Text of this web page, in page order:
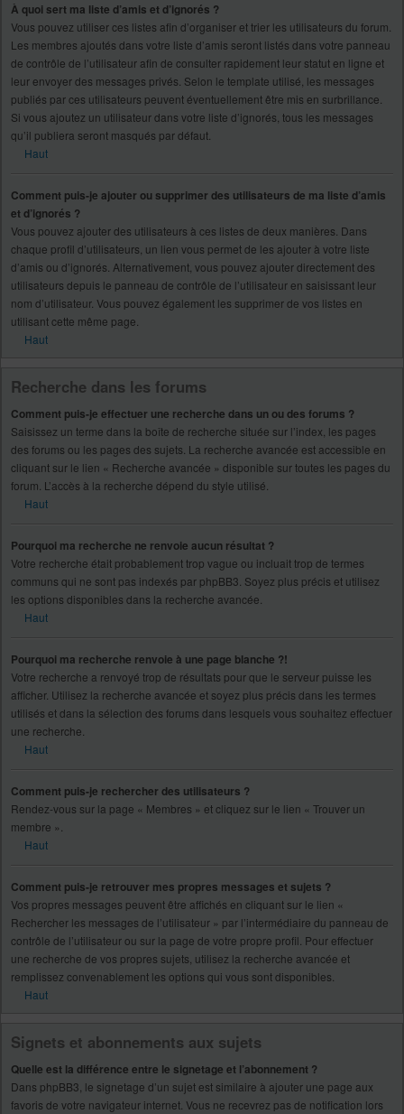
À quoi sert ma liste d’amis et d’ignorés ?
Vous pouvez utiliser ces listes afin d’organiser et trier les utilisateurs du forum.
Les membres ajoutés dans votre liste d’amis seront listés dans votre panneau
de contrôle de l’utilisateur afin de consulter rapidement leur statut en ligne et
leur envoyer des messages privés. Selon le template utilisé, les messages
publiés par ces utilisateurs peuvent éventuellement être mis en surbrillance.
Si vous ajoutez un utilisateur dans votre liste d’ignorés, tous les messages
qu’il publiera seront masqués par défaut.
Haut
Comment puis-je ajouter ou supprimer des utilisateurs de ma liste d’amis
et d’ignorés ?
Vous pouvez ajouter des utilisateurs à ces listes de deux manières. Dans
chaque profil d’utilisateurs, un lien vous permet de les ajouter à votre liste
d’amis ou d’ignorés. Alternativement, vous pouvez ajouter directement des
utilisateurs depuis le panneau de contrôle de l’utilisateur en saisissant leur
nom d’utilisateur. Vous pouvez également les supprimer de vos listes en
utilisant cette même page.
Haut
Recherche dans les forums
Comment puis-je effectuer une recherche dans un ou des forums ?
Saisissez un terme dans la boîte de recherche située sur l’index, les pages
des forums ou les pages des sujets. La recherche avancée est accessible en
cliquant sur le lien « Recherche avancée » disponible sur toutes les pages du
forum. L’accès à la recherche dépend du style utilisé.
Haut
Pourquoi ma recherche ne renvoie aucun résultat ?
Votre recherche était probablement trop vague ou incluait trop de termes
communs qui ne sont pas indexés par phpBB3. Soyez plus précis et utilisez
les options disponibles dans la recherche avancée.
Haut
Pourquoi ma recherche renvoie à une page blanche ?!
Votre recherche a renvoyé trop de résultats pour que le serveur puisse les
afficher. Utilisez la recherche avancée et soyez plus précis dans les termes
utilisés et dans la sélection des forums dans lesquels vous souhaitez effectuer
une recherche.
Haut
Comment puis-je rechercher des utilisateurs ?
Rendez-vous sur la page « Membres » et cliquez sur le lien « Trouver un
membre ».
Haut
Comment puis-je retrouver mes propres messages et sujets ?
Vos propres messages peuvent être affichés en cliquant sur le lien «
Rechercher les messages de l’utilisateur » par l’intermédiaire du panneau de
contrôle de l’utilisateur ou sur la page de votre propre profil. Pour effectuer
une recherche de vos propres sujets, utilisez la recherche avancée et
remplissez convenablement les options qui vous sont disponibles.
Haut
Signets et abonnements aux sujets
Quelle est la différence entre le signetage et l’abonnement ?
Dans phpBB3, le signetage d’un sujet est similaire à ajouter une page aux
favoris de votre navigateur internet. Vous ne recevrez pas de notification lors